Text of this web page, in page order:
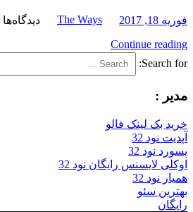
فوریه 18, 2017 The Ways دیدگاه‌ها
Continue reading
Search for:
مدیر :
خرید بک لینک فالو
آپدیت نود 32
پسورد نود 32
اوکلی لایسنس رایگان نود 32
همیار نود 32
بهترین سئو
رایگان